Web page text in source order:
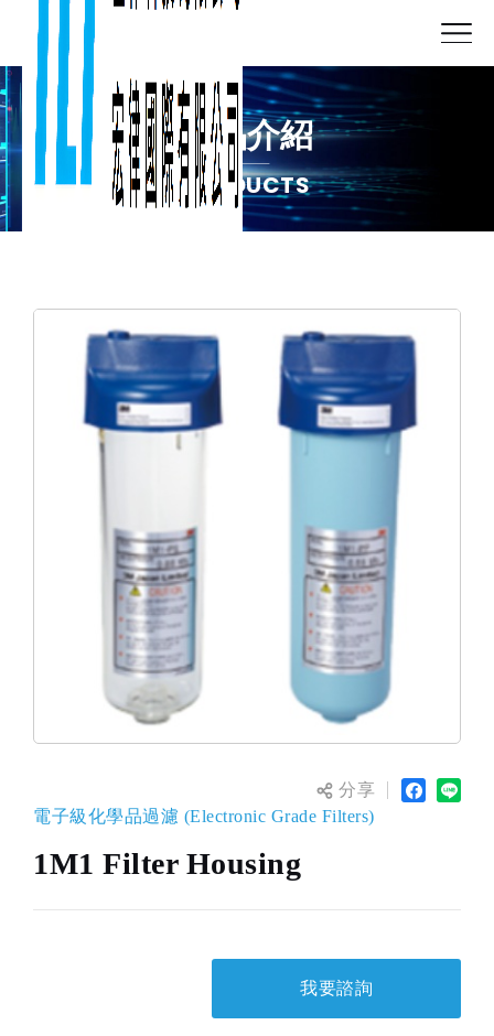
產品介紹
PRODUCTS
分享
電子級化學品過濾 (Electronic Grade Filters)
1M1 Filter Housing
我要諮詢